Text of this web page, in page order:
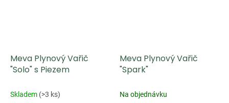
Meva Plynový Vařič
"Solo" s Piezem
Skladem (>3 ks)
Meva Plynový Vařič
"Spark"
Na objednávku